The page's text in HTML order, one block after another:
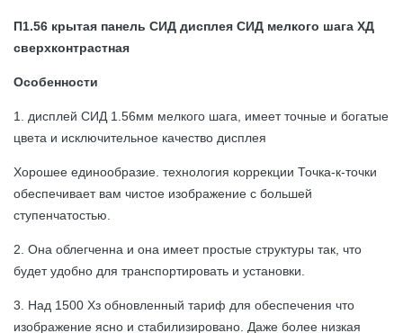
П1.56 крытая панель СИД дисплея СИД мелкого шага ХД
сверхконтрастная
Особенности
1. дисплей СИД 1.56мм мелкого шага, имеет точные и богатые
цвета и исключительное качество дисплея
Хорошее единообразие. технология коррекции Точка-к-точки
обеспечивает вам чистое изображение с большей
ступенчатостью.
2. Она облегченна и она имеет простые структуры так, что
будет удобно для транспортировать и установки.
3. Над 1500 Хз обновленный тариф для обеспечения что
изображение ясно и стабилизировано. Даже более низкая